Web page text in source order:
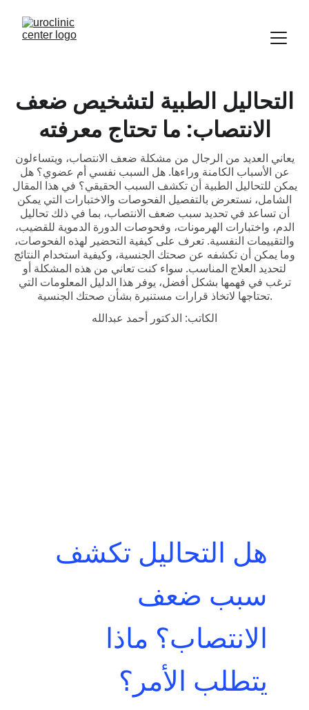
التحاليل الطبية لتشخيص ضعف
الانتصاب: ما تحتاج معرفته
يعاني العديد من الرجال من مشكلة ضعف الانتصاب، ويتساءلون
عن الأسباب الكامنة وراءها. هل السبب نفسي أم عضوي؟ هل
يمكن للتحاليل الطبية أن تكشف السبب الحقيقي؟ في هذا المقال
الشامل، نستعرض بالتفصيل الفحوصات والاختبارات التي يمكن
أن تساعد في تحديد سبب ضعف الانتصاب، بما في ذلك تحاليل
الدم، واختبارات الهرمونات، وفحوصات الدورة الدموية للقضيب،
والتقييمات النفسية. تعرف على كيفية التحضير لهذه الفحوصات،
وما يمكن أن تكشفه عن صحتك الجنسية، وكيفية استخدام النتائج
لتحديد العلاج المناسب. سواء كنت تعاني من هذه المشكلة أو
ترغب في فهمها بشكل أفضل، يوفر هذا الدليل المعلومات التي
تحتاجها لاتخاذ قرارات مستنيرة بشأن صحتك الجنسية.
الكاتب: الدكتور أحمد عبدالله
هل التحاليل تكشف
سبب ضعف
الانتصاب؟ ماذا
يتطلب الأمر؟